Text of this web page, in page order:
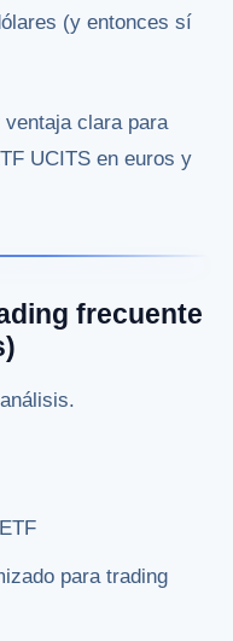
(y entonces sí
ventaja clara para
UCITS en euros y
frecuente
para trading